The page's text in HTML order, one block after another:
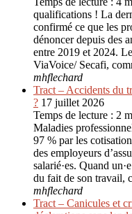
qualifications ! La
confirmé ce que les
dénoncer depuis des
entre 2019 et 2024.
ViaVoice/ Secafi,
mhflechard
Tract – Accidents du
? 17 juillet 2026
Temps de lecture : 2
Maladies
97 % par les
des employeurs
salarié·es. Quand
du fait de son travail,
mhflechard
Tract – Canicules et